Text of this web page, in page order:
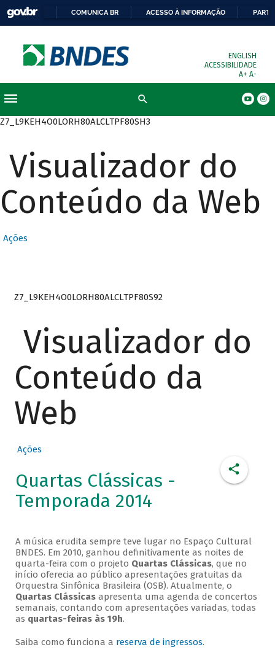
COMUNICA BR ACESSO À INFORMAÇÃO
ENGLISH
ACESSIBILIDADE
A+ A-
Z7_L9KEH4O0LORH80ALCLTPF80SH3
Visualizador do
Conteúdo da Web
Ações
Z7_L9KEH4O0LORH80ALCLTPF80S92
Visualizador do
Conteúdo da
Web
Ações
Quartas Clássicas -
Temporada 2014
A música erudita sempre teve lugar no Espaço Cultural
BNDES. Em 2010, ganhou definitivamente as noites de
quarta-feira com o projeto Quartas Clássicas, que no
início oferecia ao público apresentações gratuitas da
Orquestra Sinfônica Brasileira (OSB). Atualmente, o
Quartas Clássicasapresenta uma agenda de concertos
semanais, contando com apresentações variadas, todas
as quartas-feiras às 19h.
Saiba como funciona a reserva de ingressos.